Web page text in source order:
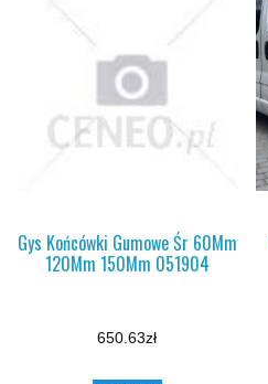
Gys Końcówki Gumowe Śr 60Mm
120Mm 150Mm 051904
650.63zł